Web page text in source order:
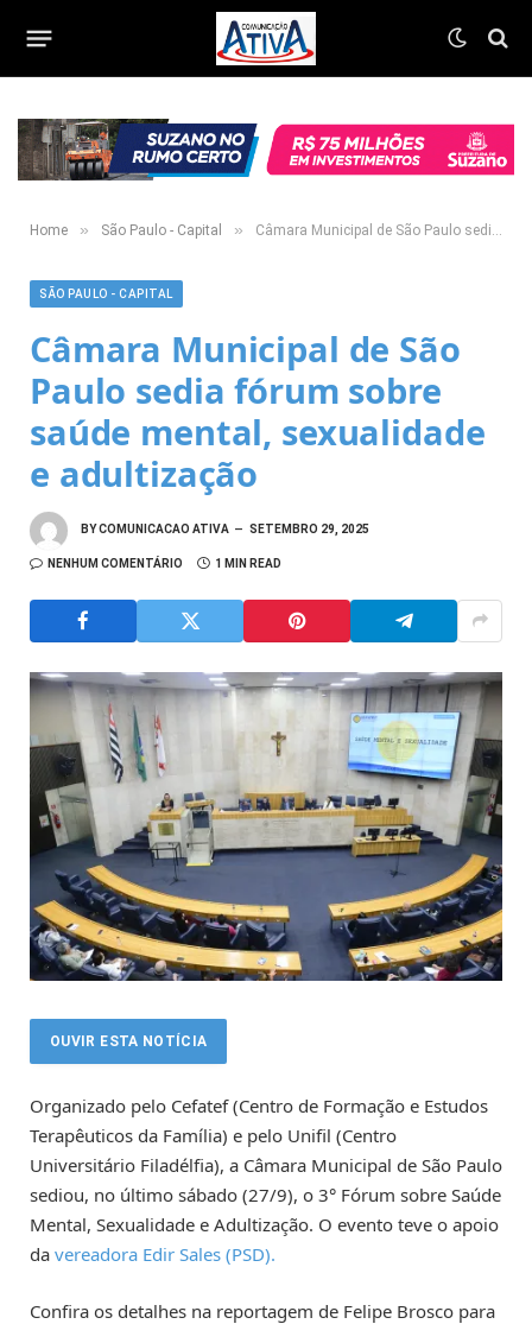
Home » São Paulo - Capital » Câmara Municipal de São Paulo sedia fórum sobre saúde mental, sexualidade e adultização
SÃO PAULO - CAPITAL
Câmara Municipal de São
Paulo sedia fórum sobre
saúde mental, sexualidade
e adultização
BYCOMUNICACAO ATIVA SETEMBRO 29, 2025
NENHUM COMENTÁRIO 1 MIN READ
OUVIR ESTA NOTÍCIA
Organizado pelo Cefatef (Centro de Formação e Estudos
Terapêuticos da Família) e pelo Unifil (Centro
Universitário Filadélfia), a Câmara Municipal de São Paulo
sediou, no último sábado (27/9), o 3° Fórum sobre Saúde
Mental, Sexualidade e Adultização. O evento teve o apoio
da vereadora Edir Sales (PSD).
Confira os detalhes na reportagem de Felipe Brosco para